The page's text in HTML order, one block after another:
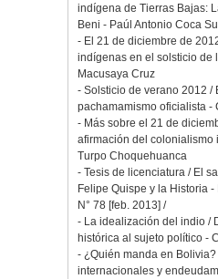
indígena de Tierras Bajas:
Beni - Paúl Antonio Coca
- El 21 de diciembre de
indígenas en el solsticio de
Macusaya Cruz
- Solsticio de verano 2012 /
pachamamismo oficialista -
- Más sobre el 21 de
afirmación del colonialismo
Turpo Choquehuanca
- Tesis de licenciatura / El
Felipe Quispe y la Historia -
N° 78 [feb. 2013] /
- La idealización del indio /
histórica al sujeto político -
- ¿Quién manda en
internacionales y